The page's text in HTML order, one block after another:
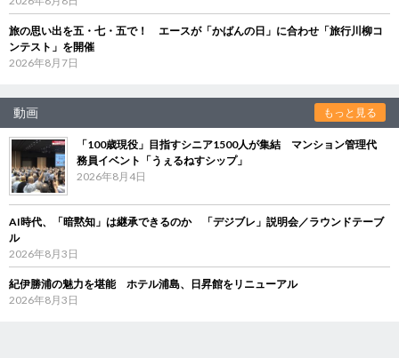
旅の思い出を五・七・五で！ エースが「かばんの日」に合わせ「旅行川柳コ
ンテスト」を開催
2026年8月7日
動画 もっと見る
「100歳現役」目指すシニア1500人が集結 マンション管理代
務員イベント「うぇるねすシップ」
2026年8月4日
AI時代、「暗黙知」は継承できるのか 「デジブレ」説明会／ラウンドテーブ
ル
2026年8月3日
紀伊勝浦の魅力を堪能 ホテル浦島、日昇館をリニューアル
2026年8月3日